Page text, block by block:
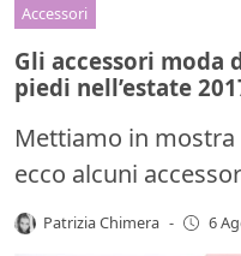
Accessori
Gli accessori moda
piedi nell’estate
Mettiamo in mostra
ecco alcuni
Patrizia Chimera - 6